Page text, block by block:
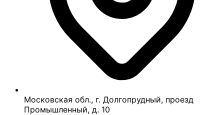
Московская обл., г. Долгопрудный, проезд
Промышленный, д. 10